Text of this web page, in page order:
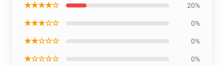
★★★★☆ 20%
★★★☆☆ 0%
★★☆☆☆ 0%
★☆☆☆☆ 0%